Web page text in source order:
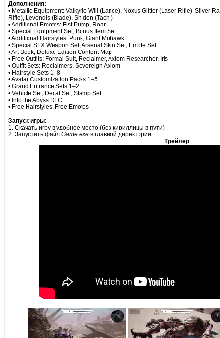
Дополнения:
• Metallic Equipment: Valkyrie Will (Lance), Noxus Glitter (Laser Rifle), Silver
Rifle), Levendis (Blade), Shiden (Tachi)
• Additional Emotes: Fist Pump, Roar
• Special Equipment Set, Bonus Item Set
• Additional Hairstyles: Punk, Giant Mohawk
• Special SFX Weapon Set, Arsenal Skin Set, Emote Set
• Art Book, Deluxe Edition Content Map
• Free Outfits: Formal Suit, Reclaimer, Axiom Researcher, Iris
• Outfit Sets: Reclaimers, Sovereign Axiom
• Hairstyle Sets 1–8
• Avatar Customization Packs 1–5
• Grand Entrance Sets 1–2
• Vehicle Set, Decal Set, Stamp Set
• Into the Abyss DLC
• Free Hairstyles, Free Emotes
Запуск игры:
1. Скачать игру в удобное место (без кириллицы в пути)
2. Запустить файл Game.exe в главной директории
Трейлер